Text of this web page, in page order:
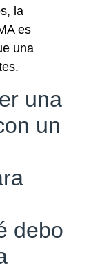
la
es
una
una
un
debo